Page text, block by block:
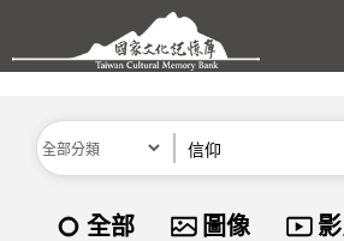
跳到主要內容區塊
分類
資料
全部 圖像